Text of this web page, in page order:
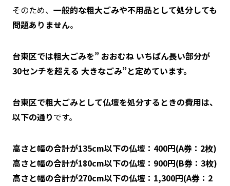
そのため、 一般的な粗大ごみや不用品として処分しても
問題ありません。
台東区では粗大ごみを” おおむね いちばん長い部分が
30センチを超える 大きなごみ”と定めています。
台東区で粗大ごみとして仏壇を処分するときの費用は、
以下の通りです。
高さと幅の合計が135cm以下の仏壇：400円(A券：2枚)
高さと幅の合計が180cm以下の仏壇：900円(B券：3枚)
高さと幅の合計が270cm以下の仏壇：1,300円(A券：2